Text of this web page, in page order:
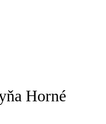
Horné